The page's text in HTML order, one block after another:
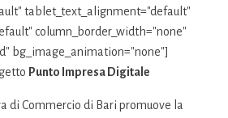
tablet_text_alignment="default"
column_border_width="none"
bg_image_animation="none"]
Punto Impresa Digitale
di Commercio di Bari promuove la